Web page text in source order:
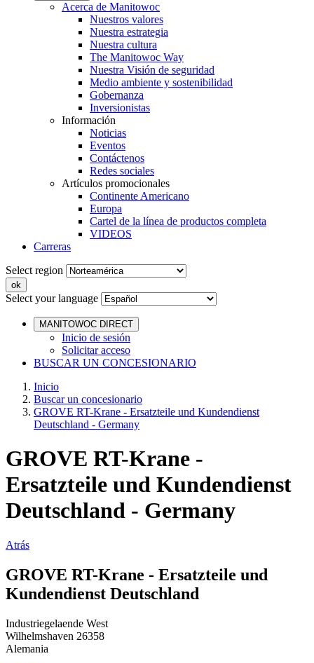
Acerca de Manitowoc
Nuestros valores
Nuestra estrategia
Nuestra cultura
The Manitowoc Way
Nuestra Visión de seguridad
Medio ambiente y sostenibilidad
Gobernanza
Inversionistas
Información
Noticias
Eventos
Contáctenos
Redes sociales
Artículos promocionales
Continente Americano
Europa
Cartel de la línea de productos completa
VIDEOS
Carreras
Select region
Select your language
MANITOWOC DIRECT
Inicio de sesión
Solicitar acceso
BUSCAR UN CONCESIONARIO
Inicio
Buscar un concesionario
GROVE RT-Krane - Ersatzteile und Kundendienst
Deutschland - Germany
GROVE RT-Krane -
Ersatzteile und Kundendienst
Deutschland - Germany
Atrás
GROVE RT-Krane - Ersatzteile und
Kundendienst Deutschland
Industriegelaende West
Wilhelmshaven 26358
Alemania